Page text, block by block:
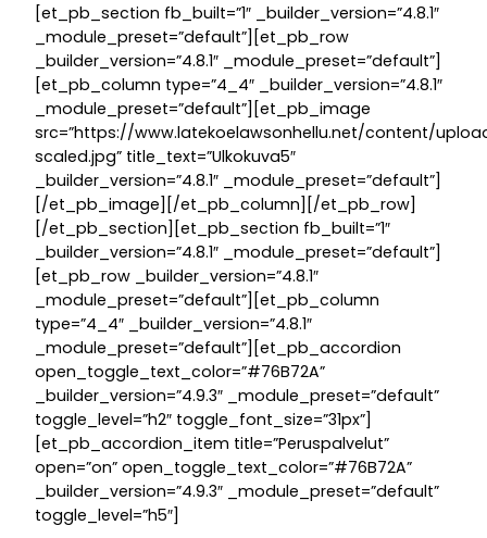
[et_pb_section fb_built=”1″ _builder_version=”4.8.1″
_module_preset=”default”][et_pb_row
_builder_version=”4.8.1″ _module_preset=”default”]
[et_pb_column type=”4_4″ _builder_version=”4.8.1″
_module_preset=”default”][et_pb_image
src=”https://www.latekoelawsonhellu.net/content/
scaled.jpg” title_text=”Ulkokuva5″
_builder_version=”4.8.1″ _module_preset=”default”]
[/et_pb_image][/et_pb_column][/et_pb_row]
[/et_pb_section][et_pb_section fb_built=”1″
_builder_version=”4.8.1″ _module_preset=”default”]
[et_pb_row _builder_version=”4.8.1″
_module_preset=”default”][et_pb_column
type=”4_4″ _builder_version=”4.8.1″
_module_preset=”default”][et_pb_accordion
open_toggle_text_color=”#76B72A”
_builder_version=”4.9.3″ _module_preset=”default”
toggle_level=”h2″ toggle_font_size=”31px”]
[et_pb_accordion_item title=”Peruspalvelut”
open=”on” open_toggle_text_color=”#76B72A”
_builder_version=”4.9.3″ _module_preset=”default”
toggle_level=”h5″]